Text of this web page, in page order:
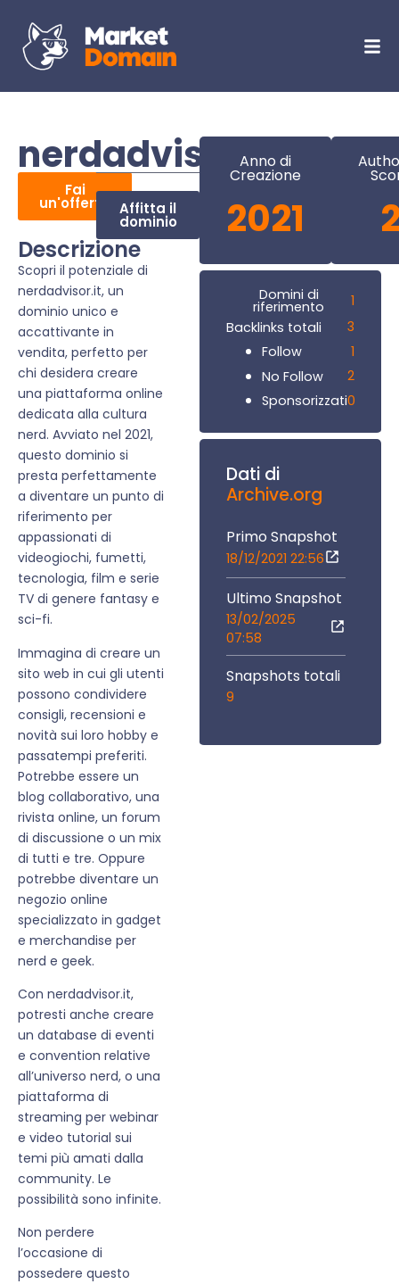
nerdadvisor.it
Fai
un'offerta Affitta il
dominio
Descrizione
Scopri il potenziale di
nerdadvisor.it, un
dominio unico e
accattivante in
vendita, perfetto per
chi desidera creare
una piattaforma online
dedicata alla cultura
nerd. Avviato nel 2021,
questo dominio si
presta perfettamente
a diventare un punto di
riferimento per
appassionati di
videogiochi, fumetti,
tecnologia, film e serie
TV di genere fantasy e
sci-fi.
Immagina di creare un
sito web in cui gli utenti
possono condividere
consigli, recensioni e
novità sui loro hobby e
passatempi preferiti.
Potrebbe essere un
blog collaborativo, una
rivista online, un forum
di discussione o un mix
di tutti e tre. Oppure
potrebbe diventare un
negozio online
specializzato in gadget
e merchandise per
nerd e geek.
Con nerdadvisor.it,
potresti anche creare
un database di eventi
e convention relative
all’universo nerd, o una
piattaforma di
streaming per webinar
e video tutorial sui
temi più amati dalla
community. Le
possibilità sono infinite.
Non perdere
l’occasione di
possedere questo
Anno di
Creazione
2021
Domini di
riferimento
1
Backlinks totali
3
Follow
1
No Follow
2
Sponsorizzati0
Dati di
Archive.org
Primo Snapshot
18/12/2021 22:56
Ultimo Snapshot
13/02/2025
07:58
Snapshots totali
9